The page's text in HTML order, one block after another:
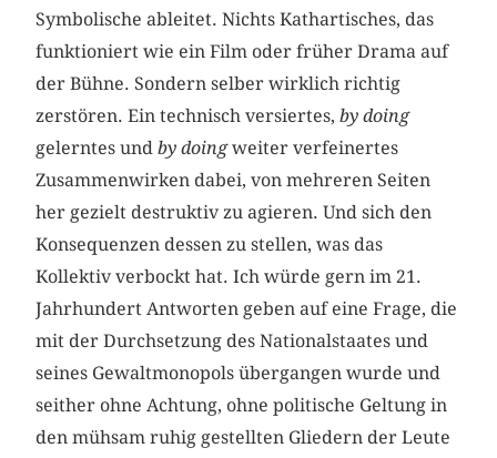
Symbolische ableitet. Nichts Kathartisches, das
funktioniert wie ein Film oder früher Drama auf
der Bühne. Sondern selber wirklich richtig
zerstören. Ein technisch versiertes,by doing
gelerntes undby doingweiter verfeinertes
Zusammenwirken dabei, von mehreren Seiten
her gezielt destruktiv zu agieren. Und sich den
Konsequenzen dessen zu stellen, was das
Kollektiv verbockt hat. Ich würde gern im 21.
Jahrhundert Antworten geben auf eine Frage, die
mit der Durchsetzung des Nationalstaates und
seines Gewaltmonopols übergangen wurde und
seither ohne Achtung, ohne politische Geltung in
den mühsam ruhig gestellten Gliedern der Leute